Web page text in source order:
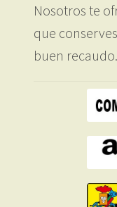
Nosotros te
que
buen